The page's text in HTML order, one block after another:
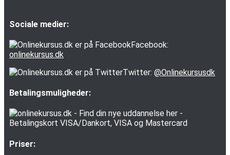
Sociale medier:
Facebook:
onlinekursus.dk
Twitter: @Onlinekursusdk
Betalingsmuligheder:
Priser: